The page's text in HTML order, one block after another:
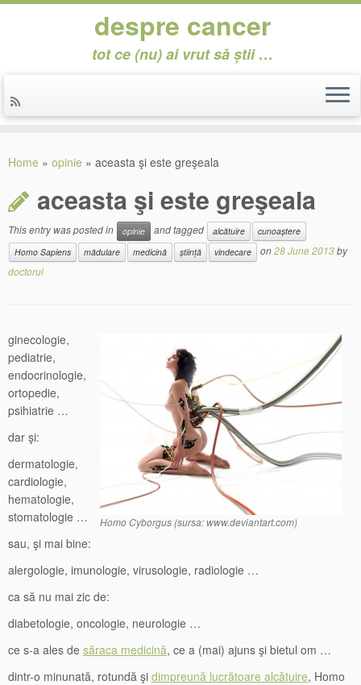
despre cancer
tot ce (nu) ai vrut să știi …
Home » opinie » aceasta şi este greşeala
aceasta şi este greşeala
This entry was posted in opinie and tagged alcătuire
cunoaștere
Homo Sapiens
mădulare medicină știință vindecare on28 June 2013by
doctorul
Homo Cyborgus (sursa: www.deviantart.com)
ginecologie,
pediatrie,
endocrinologie,
ortopedie,
psihiatrie …
dar şi:
dermatologie,
cardiologie,
hematologie,
stomatologie …
sau, şi mai bine:
alergologie, imunologie, virusologie, radiologie …
ca să nu mai zic de:
diabetologie, oncologie, neurologie …
ce s-a ales de săraca medicină, ce a (mai) ajuns şi bietul om …
dintr-o minunată, rotundă şi dimpreună lucrătoare alcătuire, Homo